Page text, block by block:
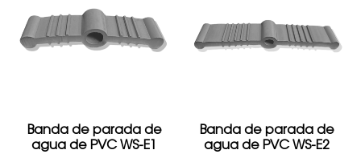
Banda de parada de
agua de PVC WS-E1
Banda de parada de
agua de PVC WS-E2